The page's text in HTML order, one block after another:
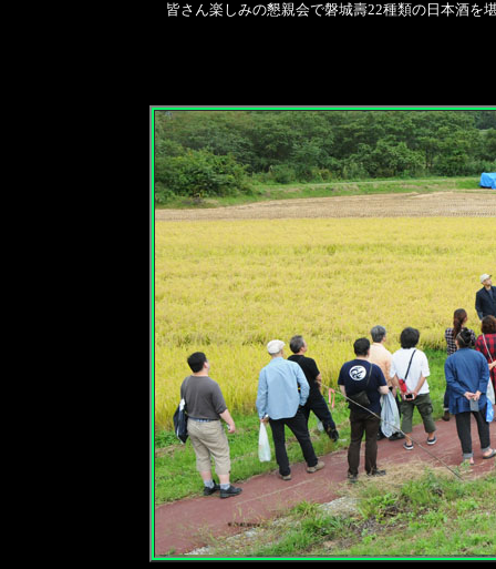
皆さん楽しみの懇親会で磐城壽22種類の日本酒を